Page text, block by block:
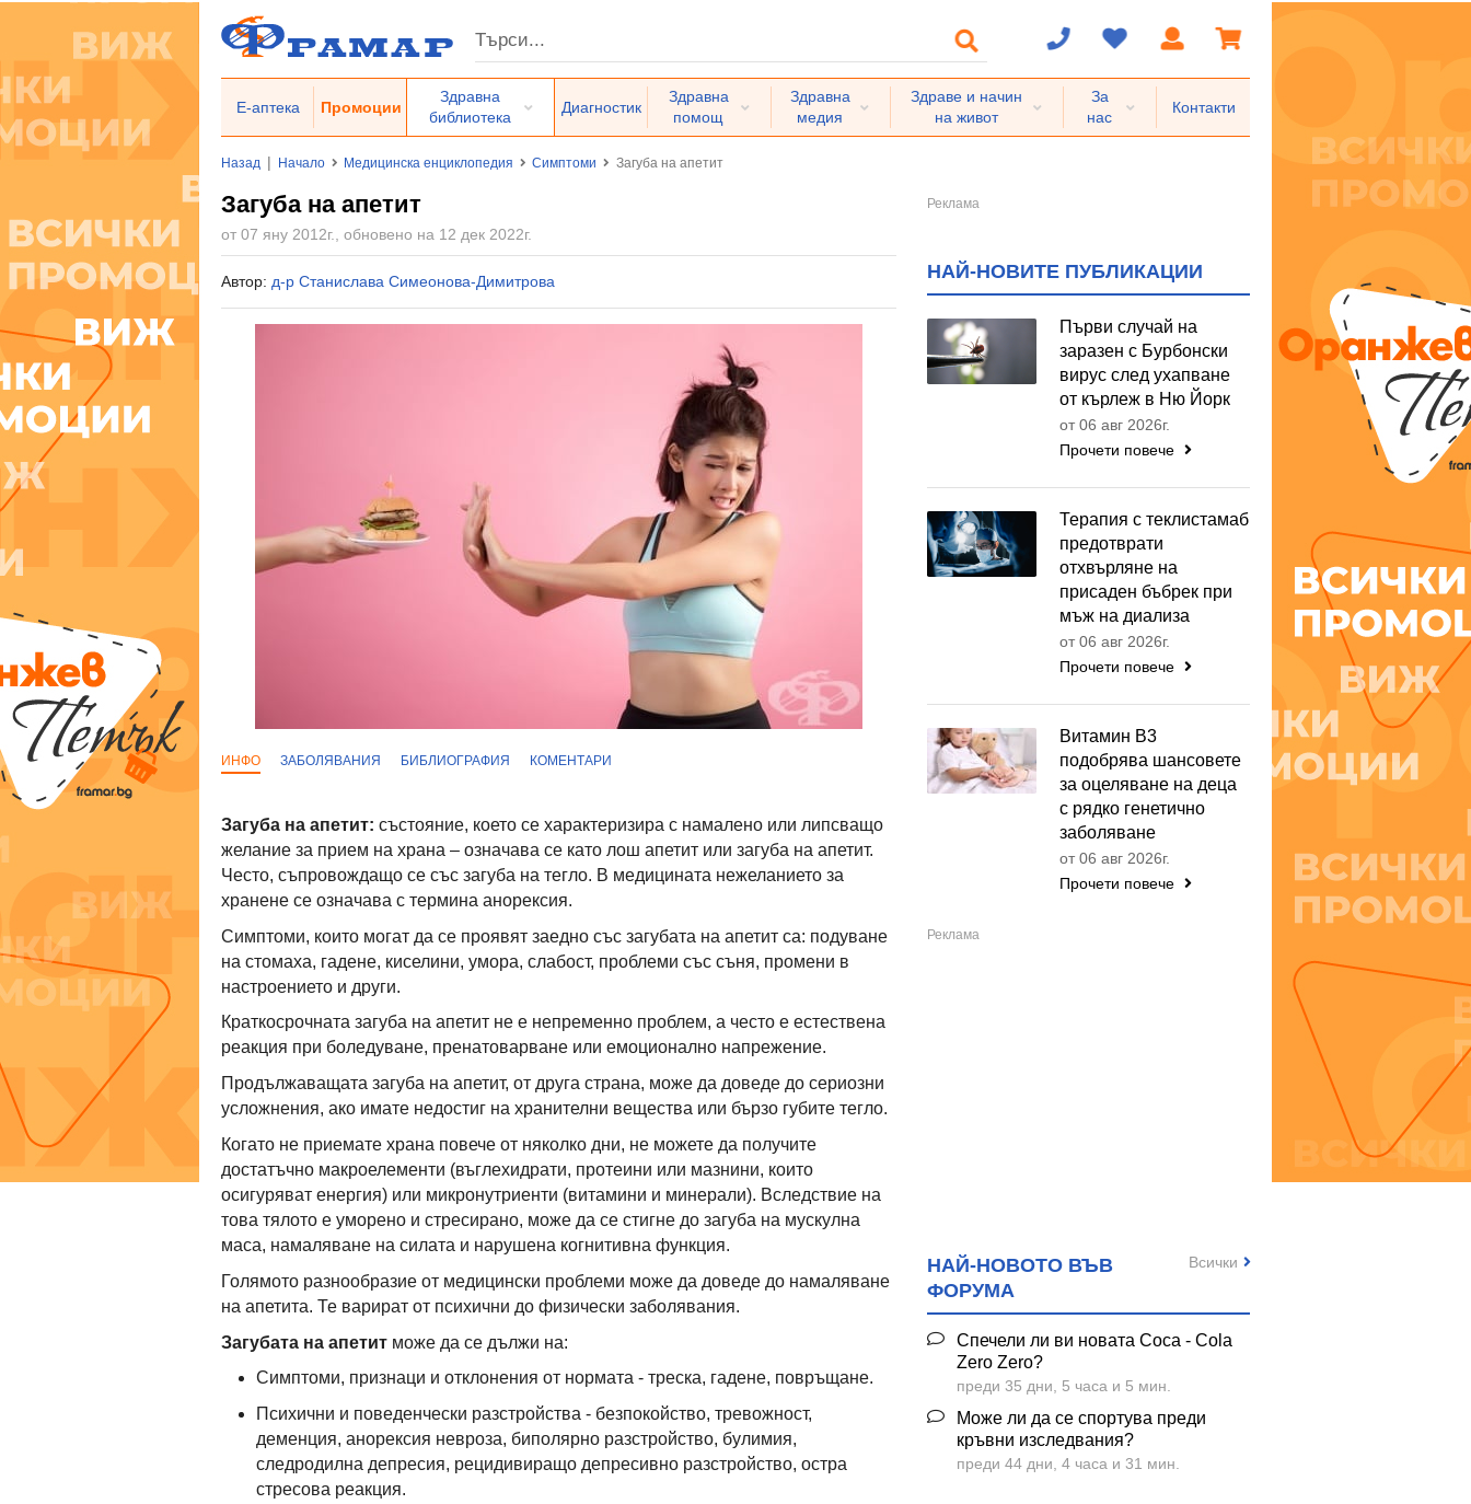
Е-аптека Промоции
Здравна
библиотека
Диагностик
Здравна
помощ
Здравна
медия
Здраве и начин
на живот
За
нас
Контакти
Назад | Начало Медицинска енциклопедия Симптоми Загуба на апетит
Загуба на апетит
от 07 яну 2012г., обновено на 12 дек 2022г.
Автор: д-р Станислава Симеонова-Димитрова
ИНФО ЗАБОЛЯВАНИЯ БИБЛИОГРАФИЯ КОМЕНТАРИ
Загуба на апетит: състояние, което се характеризира с намалено или липсващо
желание за прием на храна – означава се като лош апетит или загуба на апетит.
Често, съпровождащо се със загуба на тегло. В медицината нежеланието за
хранене се означава с термина анорексия.
Симптоми, които могат да се проявят заедно със загубата на апетит са: подуване
на стомаха, гадене, киселини, умора, слабост, проблеми със съня, промени в
настроението и други.
Краткосрочната загуба на апетит не е непременно проблем, а често е естествена
реакция при боледуване, пренатоварване или емоционално напрежение.
Продължаващата загуба на апетит, от друга страна, може да доведе до сериозни
усложнения, ако имате недостиг на хранителни вещества или бързо губите тегло.
Когато не приемате храна повече от няколко дни, не можете да получите
достатъчно макроелементи (въглехидрати, протеини или мазнини, които
осигуряват енергия) или микронутриенти (витамини и минерали). Вследствие на
това тялото е уморено и стресирано, може да се стигне до загуба на мускулна
маса, намаляване на силата и нарушена когнитивна функция.
Голямото разнообразие от медицински проблеми може да доведе до намаляване
на апетита. Те варират от психични до физически заболявания.
Загубата на апетит може да се дължи на:
Симптоми, признаци и отклонения от нормата - треска, гадене, повръщане.
Психични и поведенчески разстройства - безпокойство, тревожност,
деменция, анорексия невроза, биполярно разстройство, булимия,
следродилна депресия, рецидивиращо депресивно разстройство, остра
стресова реакция.
НАЙ-НОВИТЕ ПУБЛИКАЦИИ
Първи случай на
заразен с Бурбонски
вирус след ухапване
от кърлеж в Ню Йорк
от 06 авг 2026г.
Прочети повече
Терапия с теклистамаб
предотврати
отхвърляне на
присаден бъбрек при
мъж на диализа
от 06 авг 2026г.
Прочети повече
Витамин B3
подобрява шансовете
за оцеляване на деца
с рядко генетично
заболяване
от 06 авг 2026г.
Прочети повече
НАЙ-НОВОТО ВЪВ
ФОРУМА
Спечели ли ви новата Coca - Cola
Zero Zero?
преди 35 дни, 5 часа и 5 мин.
Може ли да се спортува преди
кръвни изследвания?
преди 44 дни, 4 часа и 31 мин.
Всички